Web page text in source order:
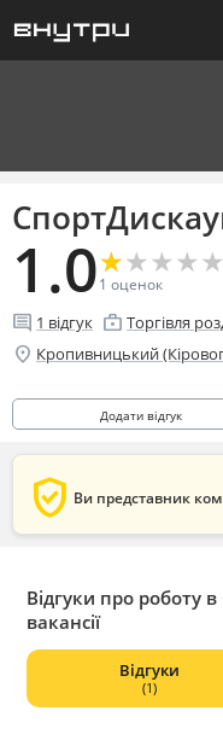
1.0★
★★
★★
★★
★★
★
1 оценок
comment 1 відгук enterprise Торгівля
location_on Кропивницький
Додати відгук
verified_user Ви представник
Відгуки про роботу
вакансії
Відгуки
(1)